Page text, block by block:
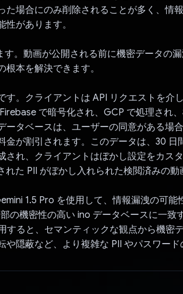
た場合にのみ削除されることが多く、情
があります。
す。動画が公開される前に機密データの
本を解決できます。
す。クライアントは API リクエストを介
で暗号化され、GCP で処理され
ータベースは、ユーザーの同意がある場
金が割引されます。このデータは、30 日
され、クライアントはぼかし設定をカス
れた PII がぼかし入れられた検閲済みの動
1.5 Pro を使用して、情報漏洩の可能
の機密性の高い ino データベースに一致
すると、セマンティックな観点から機密
や隠蔽など、より複雑な PII やパスワード